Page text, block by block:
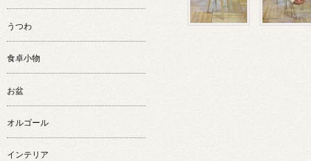
うつわ
食卓小物
お盆
オルゴール
インテリア